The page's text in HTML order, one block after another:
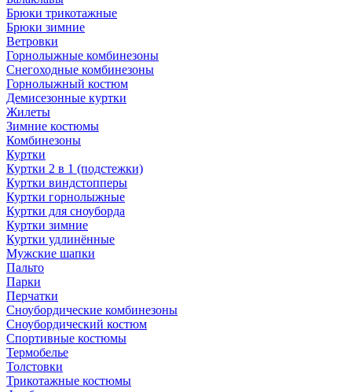
Брюки трикотажные
Брюки зимние
Ветровки
Горнолыжные комбинезоны
Снегоходные комбинезоны
Горнолыжный костюм
Демисезонные куртки
Жилеты
Зимние костюмы
Комбинезоны
Куртки
Куртки 2 в 1 (подстежки)
Куртки виндстопперы
Куртки горнолыжные
Куртки для сноуборда
Куртки зимние
Куртки удлинённые
Мужские шапки
Пальто
Парки
Перчатки
Сноубордические комбинезоны
Сноубордический костюм
Спортивные костюмы
Термобелье
Толстовки
Трикотажные костюмы